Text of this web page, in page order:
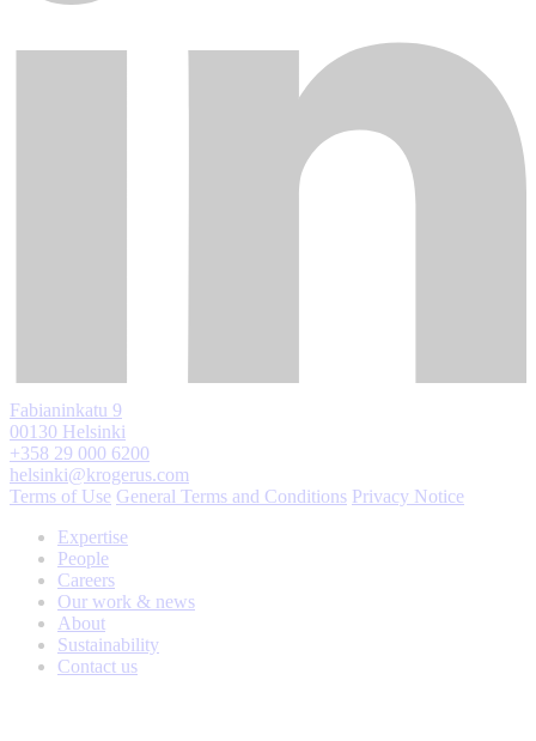
Fabianinkatu 9
00130 Helsinki
+358 29 000 6200
helsinki@krogerus.com
Terms of Use General Terms and Conditions Privacy Notice
Expertise
People
Careers
Our work & news
About
Sustainability
Contact us